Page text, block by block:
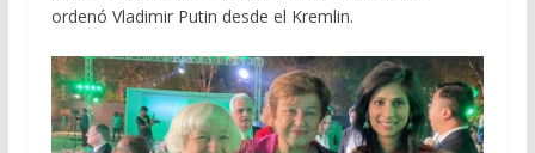
ordenó Vladimir Putin desde el Kremlin.